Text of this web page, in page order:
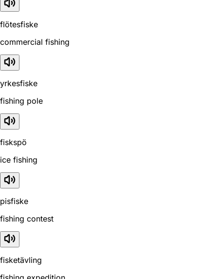
flötesfiske
commercial fishing
yrkesfiske
fishing pole
fiskspö
ice fishing
pisfiske
fishing contest
fisketävling